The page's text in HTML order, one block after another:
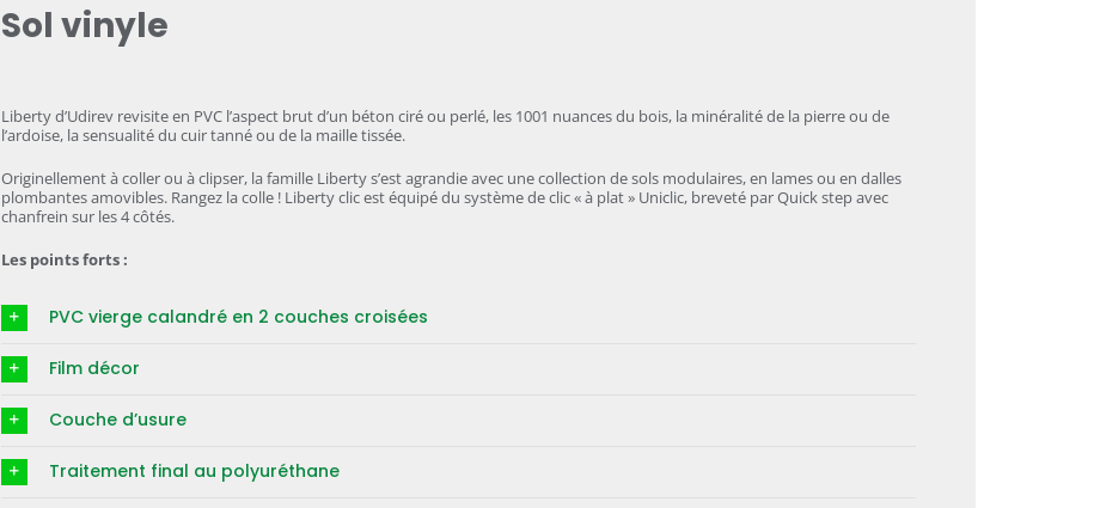
Sol vinyle
Liberty d’Udirev revisite en PVC l’aspect brut d’un béton ciré ou perlé, les 1001 nuances du bois, la minéralité de la pierre ou de
l’ardoise, la sensualité du cuir tanné ou de la maille tissée.
Originellement à coller ou à clipser, la famille Liberty s’est agrandie avec une collection de sols modulaires, en lames ou en dalles
plombantes amovibles. Rangez la colle ! Liberty clic est équipé du système de clic « à plat » Uniclic, breveté par Quick step avec
chanfrein sur les 4 côtés.
Les points forts :
PVC vierge calandré en 2 couches croisées
Film décor
Couche d’usure
Traitement final au polyuréthane